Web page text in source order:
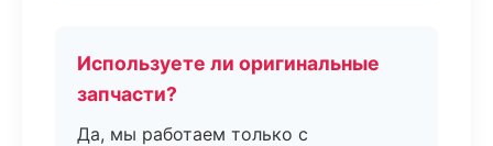
Используете ли оригинальные
запчасти?
Да, мы работаем только с